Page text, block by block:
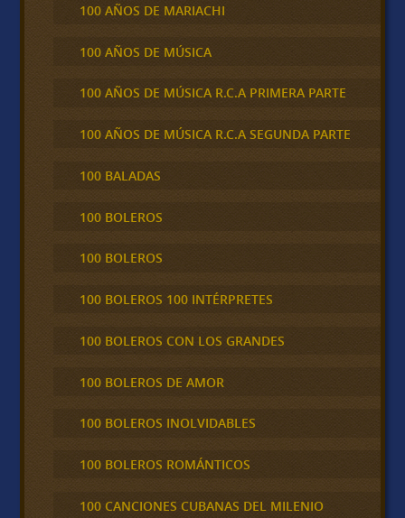
100 AÑOS DE MARIACHI
100 AÑOS DE MÚSICA
100 AÑOS DE MÚSICA R.C.A PRIMERA PARTE
100 AÑOS DE MÚSICA R.C.A SEGUNDA PARTE
100 BALADAS
100 BOLEROS
100 BOLEROS
100 BOLEROS 100 INTÉRPRETES
100 BOLEROS CON LOS GRANDES
100 BOLEROS DE AMOR
100 BOLEROS INOLVIDABLES
100 BOLEROS ROMÁNTICOS
100 CANCIONES CUBANAS DEL MILENIO